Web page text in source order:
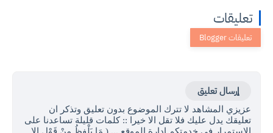
تعليقات
إرسال تعليق
عزيزي المشاهد لا تترك الموضوع بدون تعليق وتذكر ان
تعليقك يدل عليك فلا تقل الا خيرا :: كلمات قليلة تساعدنا على